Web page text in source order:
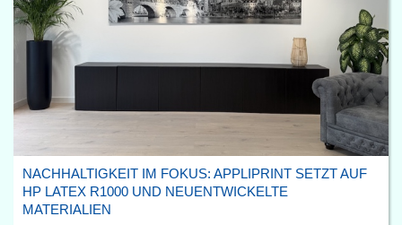
NACHHALTIGKEIT IM FOKUS: APPLIPRINT SETZT AUF
HP LATEX R1000 UND NEUENTWICKELTE
MATERIALIEN